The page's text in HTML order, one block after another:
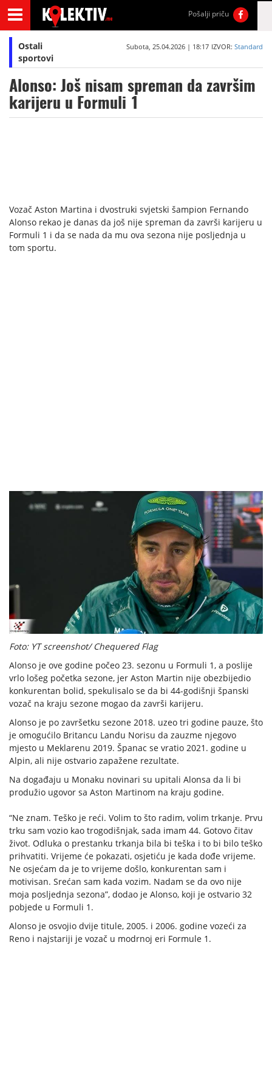
Pošalji priču
Ostali
sportovi
Subota, 25.04.2026 | 18:17 IZVOR: Standard
Alonso: Još nisam spreman da završim
karijeru u Formuli 1
Vozač Aston Martina i dvostruki svjetski šampion Fernando
Alonso rekao je danas da još nije spreman da završi karijeru u
Formuli 1 i da se nada da mu ova sezona nije posljednja u
tom sportu.
Foto: YT screenshot/ Chequered Flag
Alonso je ove godine počeo 23. sezonu u Formuli 1, a poslije
vrlo lošeg početka sezone, jer Aston Martin nije obezbijedio
konkurentan bolid, spekulisalo se da bi 44-godišnji španski
vozač na kraju sezone mogao da završi karijeru.
Alonso je po završetku sezone 2018. uzeo tri godine pauze, što
je omogućilo Britancu Landu Norisu da zauzme njegovo
mjesto u Meklarenu 2019. Španac se vratio 2021. godine u
Alpin, ali nije ostvario zapažene rezultate.
Na događaju u Monaku novinari su upitali Alonsa da li bi
produžio ugovor sa Aston Martinom na kraju godine.
“Ne znam. Teško je reći. Volim to što radim, volim trkanje. Prvu
trku sam vozio kao trogodišnjak, sada imam 44. Gotovo čitav
život. Odluka o prestanku trkanja bila bi teška i to bi bilo teško
prihvatiti. Vrijeme će pokazati, osjetiću je kada dođe vrijeme.
Ne osjećam da je to vrijeme došlo, konkurentan sam i
motivisan. Srećan sam kada vozim. Nadam se da ovo nije
moja posljednja sezona”, dodao je Alonso, koji je ostvario 32
pobjede u Formuli 1.
Alonso je osvojio dvije titule, 2005. i 2006. godine vozeći za
Reno i najstariji je vozač u modrnoj eri Formule 1.